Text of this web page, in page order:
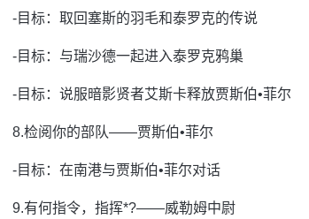
-目标：取回塞斯的羽毛和泰罗克的传说
-目标：与瑞沙德一起进入泰罗克鸦巢
-目标：说服暗影贤者艾斯卡释放贾斯伯•菲尔
8.检阅你的部队——贾斯伯•菲尔
-目标：在南港与贾斯伯•菲尔对话
9.有何指令，指挥*?——威勒姆中尉